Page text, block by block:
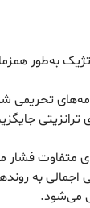
به‌طور
تحریمی
متفاوت فشار
اجمالی به
می‌شود.